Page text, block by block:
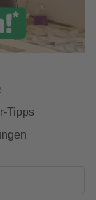
Tipps